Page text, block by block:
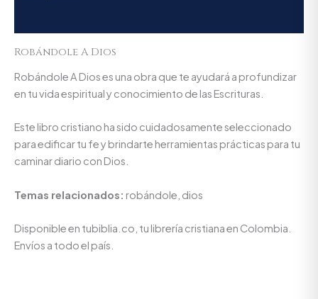
Robándole A Dios
Robándole A Dios es una obra que te ayudará a profundizar
en tu vida espiritual y conocimiento de las Escrituras.
Este libro cristiano ha sido cuidadosamente seleccionado
para edificar tu fe y brindarte herramientas prácticas para tu
caminar diario con Dios.
Temas relacionados: robándole, dios
Disponible en tubiblia.co, tu librería cristiana en Colombia.
Envíos a todo el país.